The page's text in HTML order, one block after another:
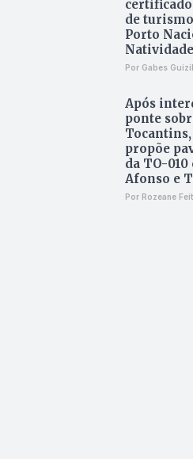
de
Porto
Natividade
Por Gabes
Após
ponte
propõe
da TO-
Afonso e
Por Rozeane